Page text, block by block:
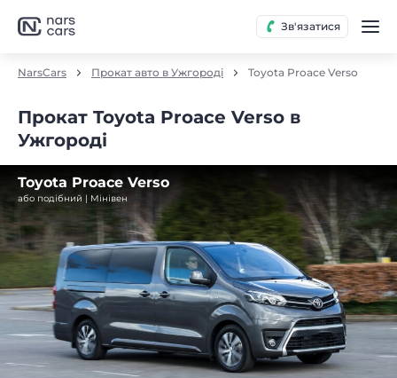
Зв'язатися
NarsCars Прокат авто в Ужгороді Toyota Proace Verso
Прокат Toyota Proace Verso в
Ужгороді
Toyota Proace Verso
або подібний | Мінівен